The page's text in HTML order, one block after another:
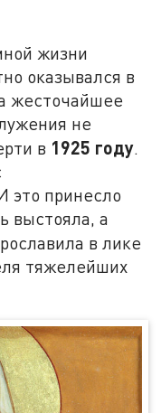
жизни
оказывался в
жесточайшее
не
в 1925 году.
это принесло
выстояла, а
в лике
тяжелейших